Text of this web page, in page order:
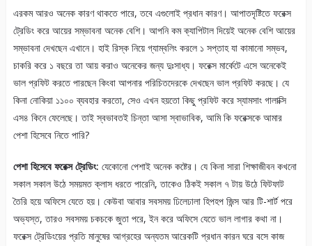
এরকম আরও অনেক কারণ থাকতে পারে, তবে এগুলোই প্রধান কারণ। আপাতদৃষ্টিতে ফরেক্স
ট্রেডিং করে আয়ের সম্ভাবনা অনেক বেশি। আপনি কম ক্যাপিটাল দিয়েই অনেক বেশি আয়ের
সম্ভাবনা দেখছেন এখানে। হাই রিস্ক নিয়ে গ্যাম্বলিং করলে ১ সপ্তাহ যা কামানো সম্ভব,
চাকরি করে ১ বছরে তা আয় করাও অনেকের জন্য দুঃসাধ্য। ফরেক্স মার্কেটে এসে অনেকেই
ভাল প্রফিট করতে পারছেন কিংবা আপনার পরিচিতদেরকে দেখছেন ভাল প্রফিট করছে। যে
কিনা নোকিয়া ১১০০ ব্যবহার করতো, সেও এখন হয়তো কিছু প্রফিট করে স্যামসাং গালাক্সি
এস৪ কিনে ফেলেছে। তাই স্বভাবতই চিন্তা আসা স্বাভাবিক, আমি কি ফরেক্সকে আমার
পেশা হিসেবে নিতে পারি?
পেশা হিসেবে ফরেক্স ট্রেডিং: যেকোনো পেশাই অনেক কষ্টের। যে কিনা সারা শিক্ষাজীবন কখনো
সকাল সকাল উঠে সময়মত ক্লাস ধরতে পারেনি, তাকেও ঠিকই সকাল ৭ টায় উঠে ফিটফাট
তৈরি হয়ে অফিসে যেতে হয়। কেউবা আবার সবসময় ঢিলেঢালা হিপহপ জিন্স আর টি-শার্ট পরে
অভ্যস্ত, তারও সবসময় চকচকে জুতা পরে, ইন করে অফিসে যেতে ভাল লাগার কথা না।
ফরেক্স ট্রেডিংয়ের প্রতি মানুষের আগ্রহের অন্যতম আরেকটি প্রধান কারন ঘরে বসে কাজ